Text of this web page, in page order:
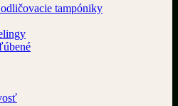
tampóniky